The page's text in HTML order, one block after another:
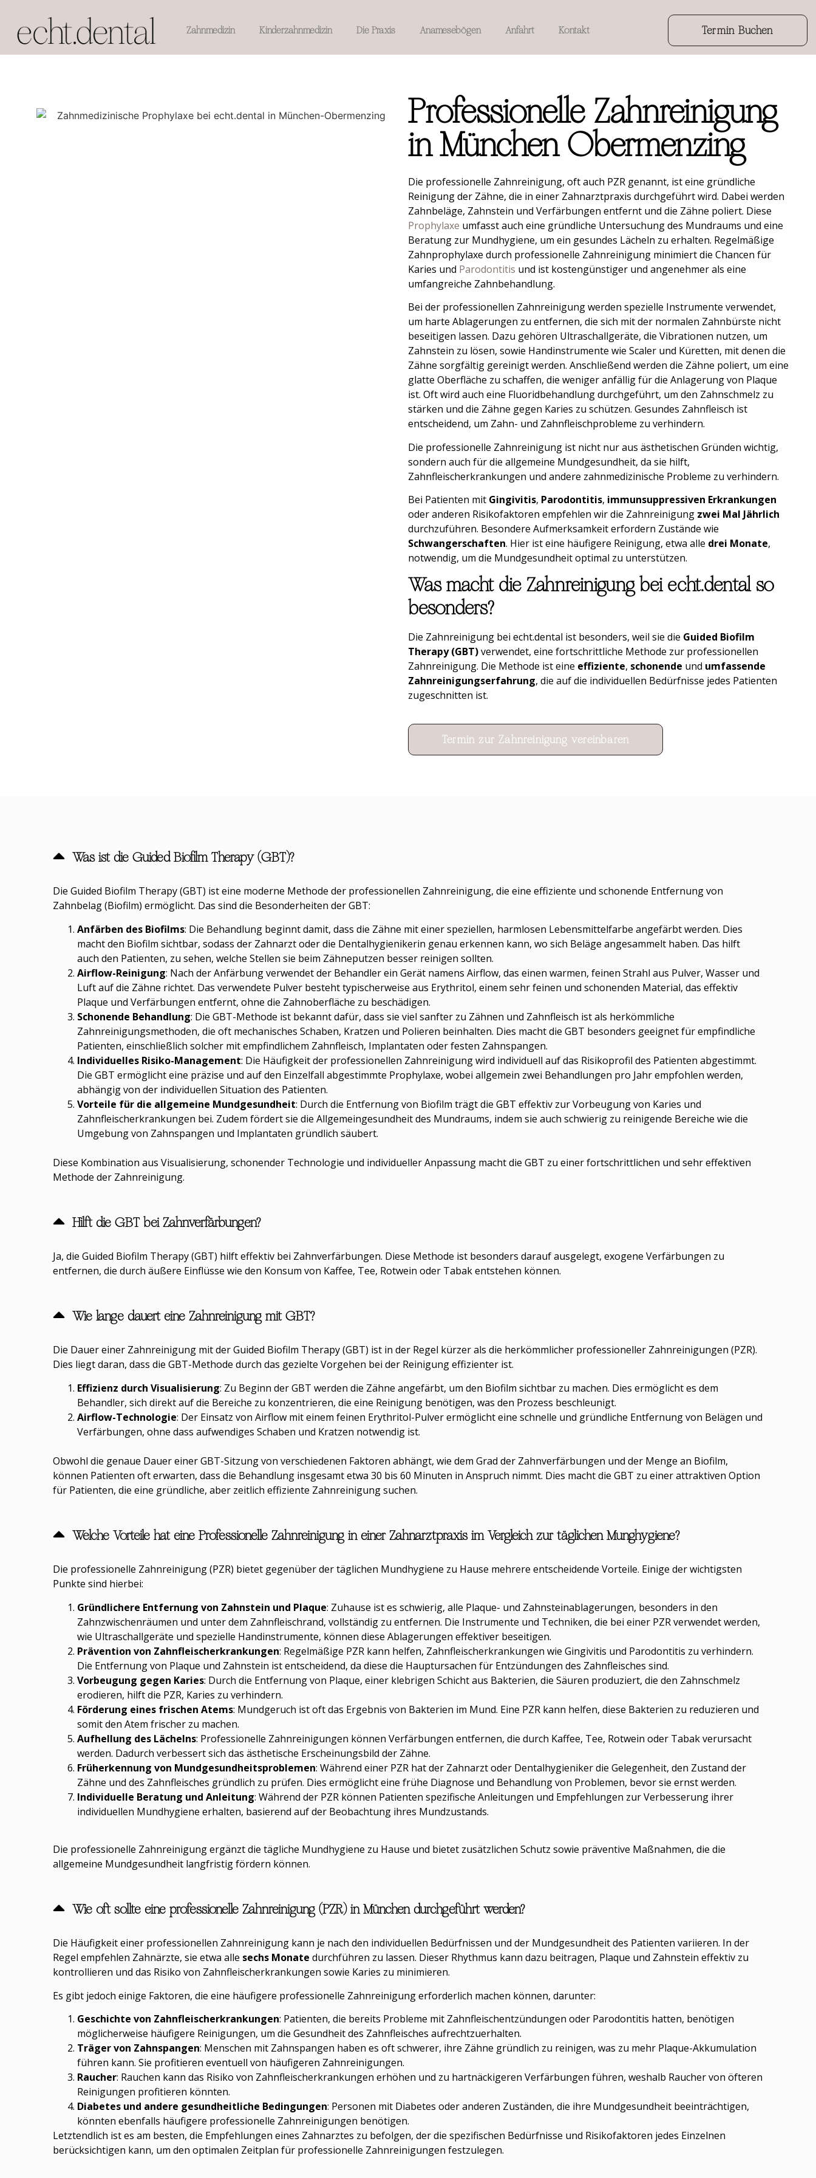
Zahnmedizin Kinderzahnmedizin Die Praxis Anamesebögen Anfahrt Kontakt Termin Buchen
Professionelle Zahnreinigung
in München Obermenzing
Die professionelle Zahnreinigung, oft auch PZR genannt, ist eine gründliche
Reinigung der Zähne, die in einer Zahnarztpraxis durchgeführt wird. Dabei werden
Zahnbeläge, Zahnstein und Verfärbungen entfernt und die Zähne poliert. Diese
Prophylaxe umfasst auch eine gründliche Untersuchung des Mundraums und eine
Beratung zur Mundhygiene, um ein gesundes Lächeln zu erhalten. Regelmäßige
Zahnprophylaxe durch professionelle Zahnreinigung minimiert die Chancen für
Karies und Parodontitis und ist kostengünstiger und angenehmer als eine
umfangreiche Zahnbehandlung.
Bei der professionellen Zahnreinigung werden spezielle Instrumente verwendet,
um harte Ablagerungen zu entfernen, die sich mit der normalen Zahnbürste nicht
beseitigen lassen. Dazu gehören Ultraschallgeräte, die Vibrationen nutzen, um
Zahnstein zu lösen, sowie Handinstrumente wie Scaler und Küretten, mit denen die
Zähne sorgfältig gereinigt werden. Anschließend werden die Zähne poliert, um eine
glatte Oberfläche zu schaffen, die weniger anfällig für die Anlagerung von Plaque
ist. Oft wird auch eine Fluoridbehandlung durchgeführt, um den Zahnschmelz zu
stärken und die Zähne gegen Karies zu schützen. Gesundes Zahnfleisch ist
entscheidend, um Zahn- und Zahnfleischprobleme zu verhindern.
Die professionelle Zahnreinigung ist nicht nur aus ästhetischen Gründen wichtig,
sondern auch für die allgemeine Mundgesundheit, da sie hilft,
Zahnfleischerkrankungen und andere zahnmedizinische Probleme zu verhindern.
Bei Patienten mit Gingivitis, Parodontitis, immunsuppressiven Erkrankungen
oder anderen Risikofaktoren empfehlen wir die Zahnreinigung zwei Mal Jährlich
durchzuführen. Besondere Aufmerksamkeit erfordern Zustände wie
Schwangerschaften. Hier ist eine häufigere Reinigung, etwa alle drei Monate,
notwendig, um die Mundgesundheit optimal zu unterstützen.
Was macht die Zahnreinigung bei echt.dental so
besonders?
Die Zahnreinigung bei echt.dental ist besonders, weil sie die Guided Biofilm
Therapy (GBT)verwendet, eine fortschrittliche Methode zur professionellen
Zahnreinigung. Die Methode ist eine effiziente, schonende und umfassende
Zahnreinigungserfahrung, die auf die individuellen Bedürfnisse jedes Patienten
zugeschnitten ist.
Termin zur Zahnreinigung vereinbaren
Was ist die Guided Biofilm Therapy (GBT)?
Die Guided Biofilm Therapy (GBT) ist eine moderne Methode der professionellen Zahnreinigung, die eine effiziente und schonende Entfernung von
Zahnbelag (Biofilm) ermöglicht. Das sind die Besonderheiten der GBT:
Anfärben des Biofilms: Die Behandlung beginnt damit, dass die Zähne mit einer speziellen, harmlosen Lebensmittelfarbe angefärbt werden. Dies
macht den Biofilm sichtbar, sodass der Zahnarzt oder die Dentalhygienikerin genau erkennen kann, wo sich Beläge angesammelt haben. Das hilft
auch den Patienten, zu sehen, welche Stellen sie beim Zähneputzen besser reinigen sollten.
Airflow-Reinigung: Nach der Anfärbung verwendet der Behandler ein Gerät namens Airflow, das einen warmen, feinen Strahl aus Pulver, Wasser und
Luft auf die Zähne richtet. Das verwendete Pulver besteht typischerweise aus Erythritol, einem sehr feinen und schonenden Material, das effektiv
Plaque und Verfärbungen entfernt, ohne die Zahnoberfläche zu beschädigen.
Schonende Behandlung: Die GBT-Methode ist bekannt dafür, dass sie viel sanfter zu Zähnen und Zahnfleisch ist als herkömmliche
Zahnreinigungsmethoden, die oft mechanisches Schaben, Kratzen und Polieren beinhalten. Dies macht die GBT besonders geeignet für empfindliche
Patienten, einschließlich solcher mit empfindlichem Zahnfleisch, Implantaten oder festen Zahnspangen.
Individuelles Risiko-Management: Die Häufigkeit der professionellen Zahnreinigung wird individuell auf das Risikoprofil des Patienten abgestimmt.
Die GBT ermöglicht eine präzise und auf den Einzelfall abgestimmte Prophylaxe, wobei allgemein zwei Behandlungen pro Jahr empfohlen werden,
abhängig von der individuellen Situation des Patienten.
Vorteile für die allgemeine Mundgesundheit: Durch die Entfernung von Biofilm trägt die GBT effektiv zur Vorbeugung von Karies und
Zahnfleischerkrankungen bei. Zudem fördert sie die Allgemeingesundheit des Mundraums, indem sie auch schwierig zu reinigende Bereiche wie die
Umgebung von Zahnspangen und Implantaten gründlich säubert.
Diese Kombination aus Visualisierung, schonender Technologie und individueller Anpassung macht die GBT zu einer fortschrittlichen und sehr effektiven
Methode der Zahnreinigung.
Hilft die GBT bei Zahnverfärbungen?
Ja, die Guided Biofilm Therapy (GBT) hilft effektiv bei Zahnverfärbungen. Diese Methode ist besonders darauf ausgelegt, exogene Verfärbungen zu
entfernen, die durch äußere Einflüsse wie den Konsum von Kaffee, Tee, Rotwein oder Tabak entstehen können.
Wie lange dauert eine Zahnreinigung mit GBT?
Die Dauer einer Zahnreinigung mit der Guided Biofilm Therapy (GBT) ist in der Regel kürzer als die herkömmlicher professioneller Zahnreinigungen (PZR).
Dies liegt daran, dass die GBT-Methode durch das gezielte Vorgehen bei der Reinigung effizienter ist.
Effizienz durch Visualisierung: Zu Beginn der GBT werden die Zähne angefärbt, um den Biofilm sichtbar zu machen. Dies ermöglicht es dem
Behandler, sich direkt auf die Bereiche zu konzentrieren, die eine Reinigung benötigen, was den Prozess beschleunigt.
Airflow-Technologie: Der Einsatz von Airflow mit einem feinen Erythritol-Pulver ermöglicht eine schnelle und gründliche Entfernung von Belägen und
Verfärbungen, ohne dass aufwendiges Schaben und Kratzen notwendig ist.
Obwohl die genaue Dauer einer GBT-Sitzung von verschiedenen Faktoren abhängt, wie dem Grad der Zahnverfärbungen und der Menge an Biofilm,
können Patienten oft erwarten, dass die Behandlung insgesamt etwa 30 bis 60 Minuten in Anspruch nimmt. Dies macht die GBT zu einer attraktiven Option
für Patienten, die eine gründliche, aber zeitlich effiziente Zahnreinigung suchen.
Welche Vorteile hat eine Professionelle Zahnreinigung in einer Zahnarztpraxis im Vergleich zur täglichen Munghygiene?
Die professionelle Zahnreinigung (PZR) bietet gegenüber der täglichen Mundhygiene zu Hause mehrere entscheidende Vorteile. Einige der wichtigsten
Punkte sind hierbei:
Gründlichere Entfernung von Zahnstein und Plaque: Zuhause ist es schwierig, alle Plaque- und Zahnsteinablagerungen, besonders in den
Zahnzwischenräumen und unter dem Zahnfleischrand, vollständig zu entfernen. Die Instrumente und Techniken, die bei einer PZR verwendet werden,
wie Ultraschallgeräte und spezielle Handinstrumente, können diese Ablagerungen effektiver beseitigen.
Prävention von Zahnfleischerkrankungen: Regelmäßige PZR kann helfen, Zahnfleischerkrankungen wie Gingivitis und Parodontitis zu verhindern.
Die Entfernung von Plaque und Zahnstein ist entscheidend, da diese die Hauptursachen für Entzündungen des Zahnfleisches sind.
Vorbeugung gegen Karies: Durch die Entfernung von Plaque, einer klebrigen Schicht aus Bakterien, die Säuren produziert, die den Zahnschmelz
erodieren, hilft die PZR, Karies zu verhindern.
Förderung eines frischen Atems: Mundgeruch ist oft das Ergebnis von Bakterien im Mund. Eine PZR kann helfen, diese Bakterien zu reduzieren und
somit den Atem frischer zu machen.
Aufhellung des Lächelns: Professionelle Zahnreinigungen können Verfärbungen entfernen, die durch Kaffee, Tee, Rotwein oder Tabak verursacht
werden. Dadurch verbessert sich das ästhetische Erscheinungsbild der Zähne.
Früherkennung von Mundgesundheitsproblemen: Während einer PZR hat der Zahnarzt oder Dentalhygieniker die Gelegenheit, den Zustand der
Zähne und des Zahnfleisches gründlich zu prüfen. Dies ermöglicht eine frühe Diagnose und Behandlung von Problemen, bevor sie ernst werden.
Individuelle Beratung und Anleitung: Während der PZR können Patienten spezifische Anleitungen und Empfehlungen zur Verbesserung ihrer
individuellen Mundhygiene erhalten, basierend auf der Beobachtung ihres Mundzustands.
Die professionelle Zahnreinigung ergänzt die tägliche Mundhygiene zu Hause und bietet zusätzlichen Schutz sowie präventive Maßnahmen, die die
allgemeine Mundgesundheit langfristig fördern können.
Wie oft sollte eine professionelle Zahnreinigung (PZR) in München durchgeführt werden?
Die Häufigkeit einer professionellen Zahnreinigung kann je nach den individuellen Bedürfnissen und der Mundgesundheit des Patienten variieren. In der
Regel empfehlen Zahnärzte, sie etwa alle sechs Monate durchführen zu lassen. Dieser Rhythmus kann dazu beitragen, Plaque und Zahnstein effektiv zu
kontrollieren und das Risiko von Zahnfleischerkrankungen sowie Karies zu minimieren.
Es gibt jedoch einige Faktoren, die eine häufigere professionelle Zahnreinigung erforderlich machen können, darunter:
Geschichte von Zahnfleischerkrankungen: Patienten, die bereits Probleme mit Zahnfleischentzündungen oder Parodontitis hatten, benötigen
möglicherweise häufigere Reinigungen, um die Gesundheit des Zahnfleisches aufrechtzuerhalten.
Träger von Zahnspangen: Menschen mit Zahnspangen haben es oft schwerer, ihre Zähne gründlich zu reinigen, was zu mehr Plaque-Akkumulation
führen kann. Sie profitieren eventuell von häufigeren Zahnreinigungen.
Raucher: Rauchen kann das Risiko von Zahnfleischerkrankungen erhöhen und zu hartnäckigeren Verfärbungen führen, weshalb Raucher von öfteren
Reinigungen profitieren könnten.
Diabetes und andere gesundheitliche Bedingungen: Personen mit Diabetes oder anderen Zuständen, die ihre Mundgesundheit beeinträchtigen,
könnten ebenfalls häufigere professionelle Zahnreinigungen benötigen.
Letztendlich ist es am besten, die Empfehlungen eines Zahnarztes zu befolgen, der die spezifischen Bedürfnisse und Risikofaktoren jedes Einzelnen
berücksichtigen kann, um den optimalen Zeitplan für professionelle Zahnreinigungen festzulegen.